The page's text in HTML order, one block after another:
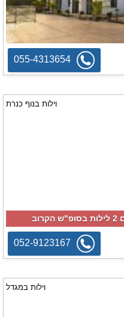
055-4313654
וילות בנוף כנרת
052-9123167
וילות במגדל